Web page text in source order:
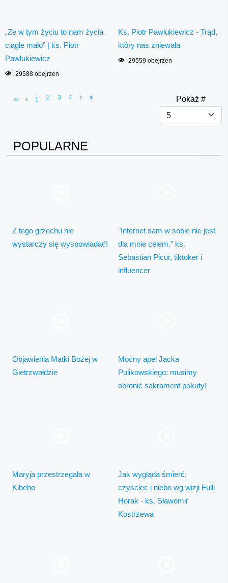
„Że w tym życiu to nam życia
ciągle mało” | ks. Piotr
Pawlukiewicz
29588 obejrzen
Ks. Piotr Pawlukiewicz - Trąd,
który nas zniewala
29559 obejrzen
Pokaż #
1 2 3 4
POPULARNE
Z tego grzechu nie
wystarczy się wyspowiadać!
"Internet sam w sobie nie jest
dla mnie celem." ks.
Sebastian Picur, tiktoker i
influencer
Objawienia Matki Bożej w
Gietrzwałdzie
Mocny apel Jacka
Pulikowskiego: musimy
obronić sakrament pokuty!
Maryja przestrzegała w
Kibeho
Jak wygląda śmierć,
czyściec i niebo wg wizji Fulli
Horak - ks. Sławomir
Kostrzewa